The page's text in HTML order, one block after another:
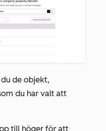
de objekt,
du har valt att
till höger för att